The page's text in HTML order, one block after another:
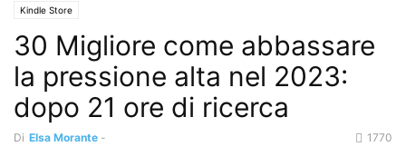
Kindle Store
30 Migliore come abbassare
la pressione alta nel 2023:
dopo 21 ore di ricerca
Di Elsa Morante - 1770